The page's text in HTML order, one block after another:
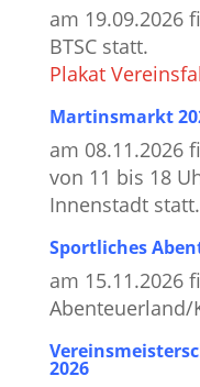
am 19.09.2026
BTSC statt.
Plakat
Martinsmarkt
am 08.11.2026
von 11 bis 18
Innenstadt statt.
Sportliches
am 15.11.2026
2026